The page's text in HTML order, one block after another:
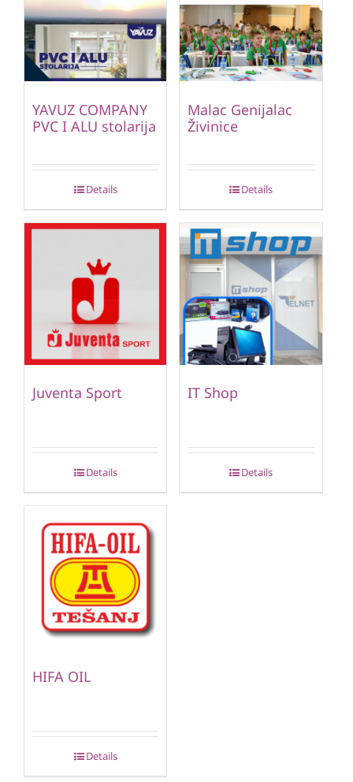
YAVUZ COMPANY
PVC I ALU stolarija
Details
Malac Genijalac
Živinice
Details
Juventa Sport
Details
IT Shop
Details
HIFA OIL
Details